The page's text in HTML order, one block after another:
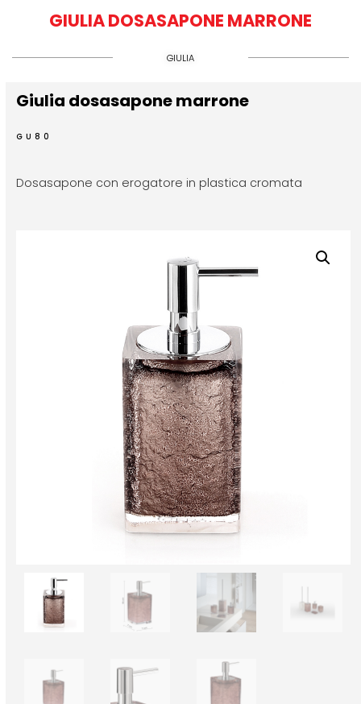
GIULIA DOSASAPONE MARRONE
GIULIA
Giulia dosasapone marrone
GU80
Dosasapone con erogatore in plastica cromata